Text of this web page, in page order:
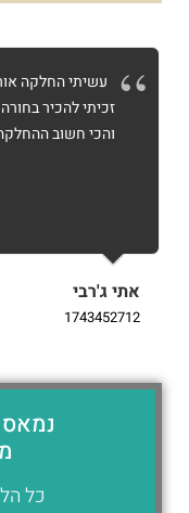
עשיתי החלקה
זכיתי להכיר
והכי חשוב
אתי ג'רבי
1743452712
כל